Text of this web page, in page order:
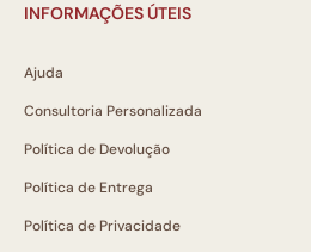
INFORMAÇÕES ÚTEIS
Ajuda
Consultoria Personalizada
Política de Devolução
Política de Entrega
Política de Privacidade